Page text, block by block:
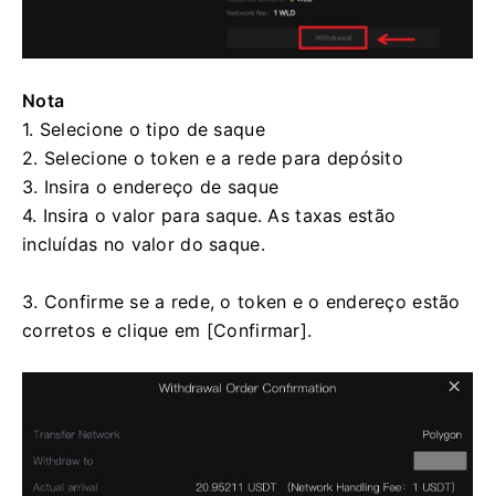
Nota
1. Selecione o tipo de saque
2. Selecione o token e a rede para depósito
3. Insira o endereço de saque
4. Insira o valor para saque. As taxas estão
incluídas no valor do saque.
3. Confirme se a rede, o token e o endereço estão
corretos e clique em [Confirmar].